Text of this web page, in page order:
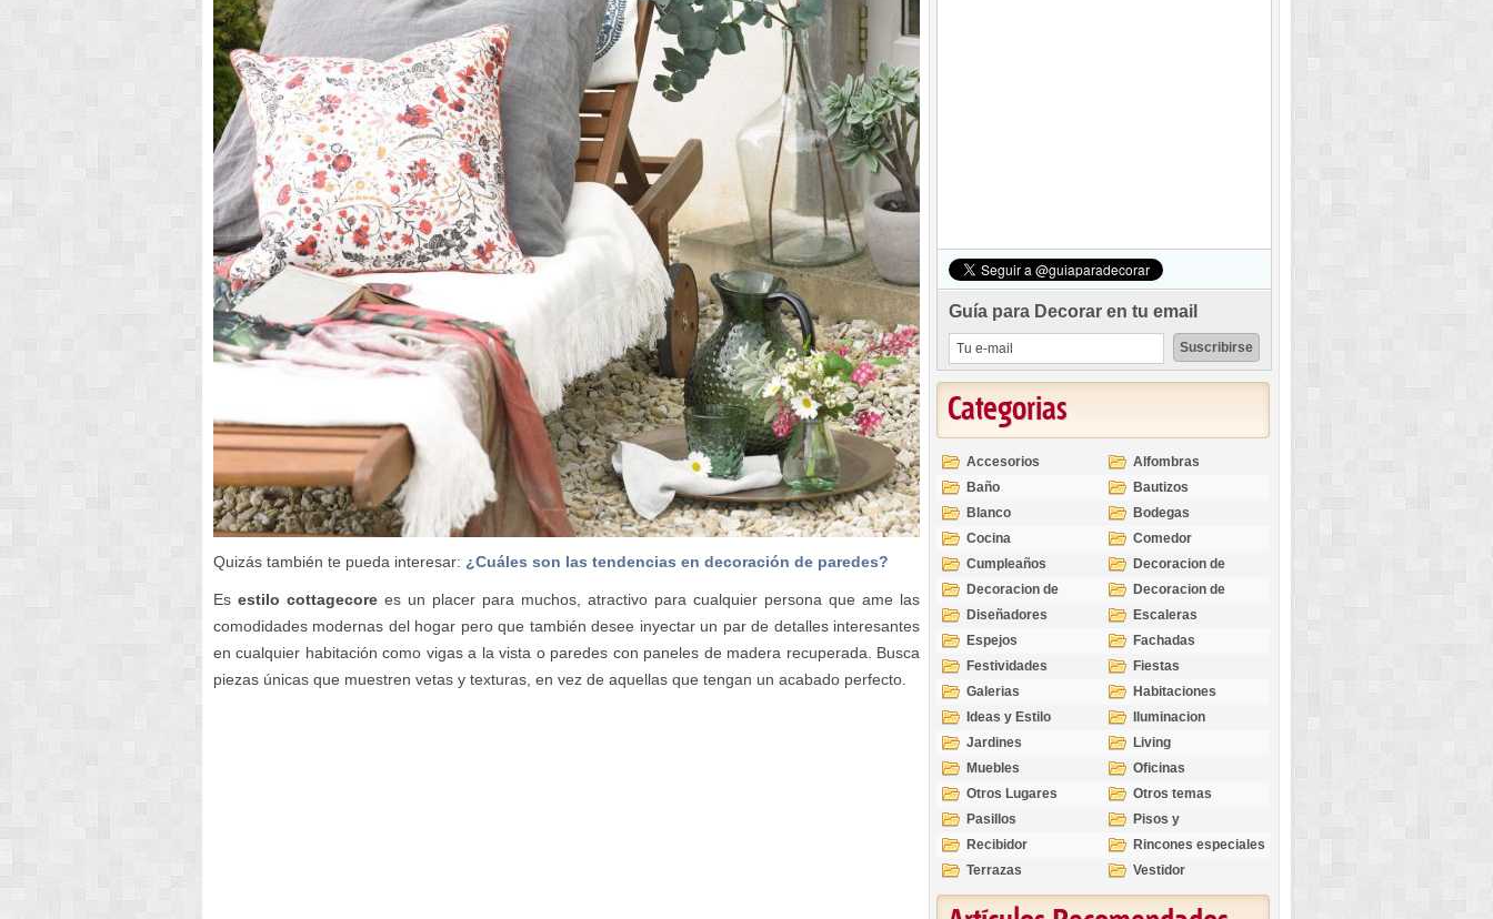
Quizás también te pueda interesar: ¿Cuáles son las tendencias en decoración de paredes?
Es estilo cottagecore es un placer para muchos, atractivo para cualquier persona que ame las
comodidades modernas del hogar pero que también desee inyectar un par de detalles interesantes
en cualquier habitación como vigas a la vista o paredes con paneles de madera recuperada. Busca
piezas únicas que muestren vetas y texturas, en vez de aquellas que tengan un acabado perfecto.
Guía para Decorar en tu email
Categorias
Accesorios
Alfombras
Baño
Bautizos
Blanco
Bodegas
Cocina
Comedor
Cumpleaños
Decoracion de
Exteriores
Decoracion de
Interiores
Decoracion de
Ocasiones
Diseñadores
Escaleras
Espejos
Fachadas
Festividades
Fiestas
Galerias
Habitaciones
Ideas y Estilo
Iluminacion
Jardines
Living
Muebles
Oficinas
Otros Lugares
Otros temas
Pasillos
Pisos y
revestimientos
Recibidor
Rincones especiales
Terrazas
Vestidor